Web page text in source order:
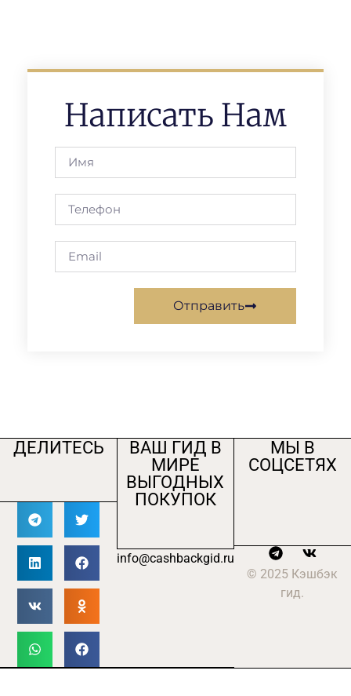
Написать Нам
Отправить
ДЕЛИТЕСЬ
ВАШ ГИД В
МИРЕ
ВЫГОДНЫХ
ПОКУПОК
info@cashbackgid.ru
МЫ В
СОЦСЕТЯХ
© 2025 Кэшбэк
гид.